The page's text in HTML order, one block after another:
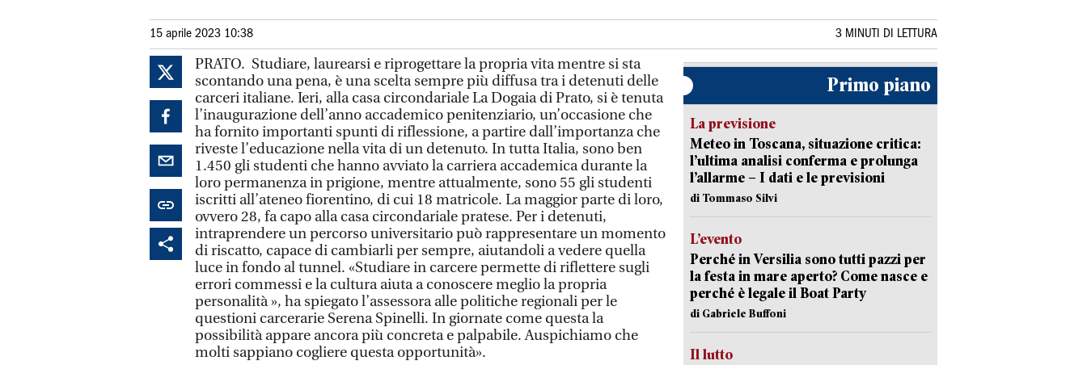
15 aprile 2023 10:38 3 MINUTI DI LETTURA
PRATO. Studiare, laurearsi e riprogettare la propria vita mentre si sta
scontando una pena, è una scelta sempre più diffusa tra i detenuti delle
carceri italiane. Ieri, alla casa circondariale La Dogaia di Prato, si è tenuta
l’inaugurazione dell’anno accademico penitenziario, un’occasione che
ha fornito importanti spunti di riflessione, a partire dall’importanza che
riveste l’educazione nella vita di un detenuto. In tutta Italia, sono ben
1.450 gli studenti che hanno avviato la carriera accademica durante la
loro permanenza in prigione, mentre attualmente, sono 55 gli studenti
iscritti all’ateneo fiorentino, di cui 18 matricole. La maggior parte di loro,
ovvero 28, fa capo alla casa circondariale pratese. Per i detenuti,
intraprendere un percorso universitario può rappresentare un momento
di riscatto, capace di cambiarli per sempre, aiutandoli a vedere quella
luce in fondo al tunnel. «Studiare in carcere permette di riflettere sugli
errori commessi e la cultura aiuta a conoscere meglio la propria
personalità », ha spiegato l’assessora alle politiche regionali per le
questioni carcerarie Serena Spinelli. In giornate come questa la
possibilità appare ancora più concreta e palpabile. Auspichiamo che
molti sappiano cogliere questa opportunità».
Primo piano
La previsione
Meteo in Toscana, situazione critica:
l’ultima analisi conferma e prolunga
l’allarme – I dati e le previsioni
di Tommaso Silvi
L’evento
Perché in Versilia sono tutti pazzi per
la festa in mare aperto? Come nasce e
perché è legale il Boat Party
di Gabriele Buffoni
Il lutto